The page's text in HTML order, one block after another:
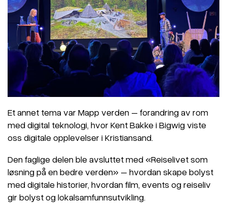
Et annet tema var Mapp verden – forandring av rom
med digital teknologi, hvor Kent Bakke i Bigwig viste
oss digitale opplevelser i Kristiansand.
Den faglige delen ble avsluttet med «Reiselivet som
løsning på en bedre verden» – hvordan skape bolyst
med digitale historier, hvordan film, events og reiseliv
gir bolyst og lokalsamfunnsutvikling.